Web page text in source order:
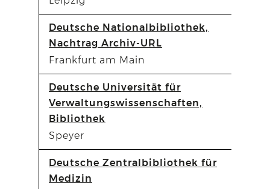
Deutsche Nationalbibliothek,
Nachtrag Archiv-URL
Frankfurt am Main
Deutsche Universität für
Verwaltungswissenschaften,
Bibliothek
Speyer
Deutsche Zentralbibliothek für
Medizin